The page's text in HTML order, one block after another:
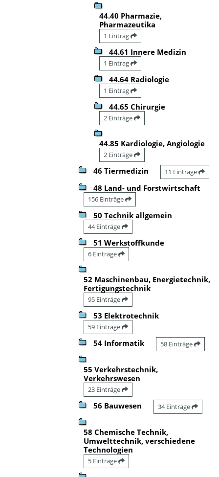
44.40 Pharmazie,
Pharmazeutika
1 Eintrag
44.61 Innere Medizin
1 Eintrag
44.64 Radiologie
1 Eintrag
44.65 Chirurgie
2 Einträge
44.85 Kardiologie, Angiologie
2 Einträge
46 Tiermedizin 11 Einträge
48 Land- und Forstwirtschaft
156 Einträge
50 Technik allgemein
44 Einträge
51 Werkstoffkunde
6 Einträge
52 Maschinenbau, Energietechnik,
Fertigungstechnik
95 Einträge
53 Elektrotechnik
59 Einträge
54 Informatik 58 Einträge
55 Verkehrstechnik,
Verkehrswesen
23 Einträge
56 Bauwesen 34 Einträge
58 Chemische Technik,
Umwelttechnik, verschiedene
Technologien
5 Einträge